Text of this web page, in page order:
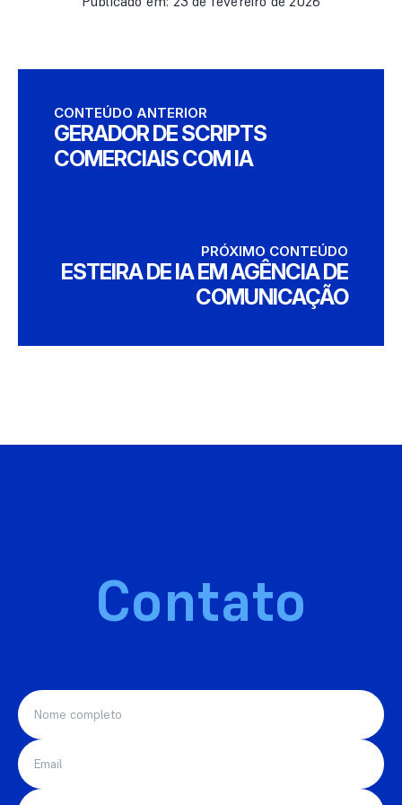
CONTEÚDO ANTERIOR
GERADOR DE SCRIPTS
COMERCIAIS COM IA
PRÓXIMO CONTEÚDO
ESTEIRA DE IA EM AGÊNCIA DE
COMUNICAÇÃO
Contato